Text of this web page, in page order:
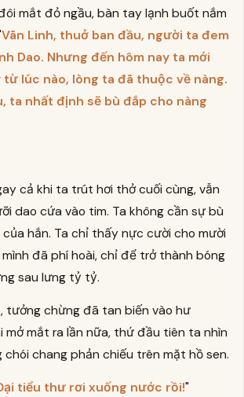
mắt đỏ ngầu, bàn tay lạnh buốt nắm
Vãn Linh, thuở ban đầu, người ta đem
Dao. Nhưng đến hôm nay ta mới
từ lúc nào, lòng ta đã thuộc về nàng.
ta nhất định sẽ bù đắp cho nàng
cả khi ta trút hơi thở cuối cùng, vẫn
dao cứa vào tim. Ta không cần sự bù
hắn. Ta chỉ thấy nực cười cho mười
đã phí hoài, chỉ để trở thành bóng
sau lưng tỷ tỷ.
tưởng chừng đã tan biến vào hư
mở mắt ra lần nữa, thứ đầu tiên ta nhìn
chói chang phản chiếu trên mặt hồ sen.
tiểu thư rơi xuống nước rồi!"